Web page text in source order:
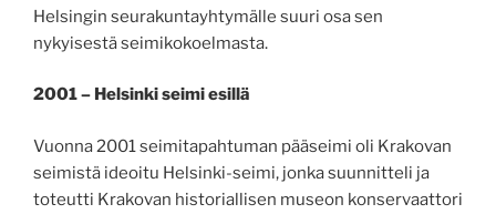
Helsingin seurakuntayhtymälle suuri osa sen
nykyisestä seimikokoelmasta.
2001 – Helsinki seimi esillä
Vuonna 2001 seimitapahtuman pääseimi oli Krakovan
seimistä ideoitu Helsinki-seimi, jonka suunnitteli ja
toteutti Krakovan historiallisen museon konservaattori